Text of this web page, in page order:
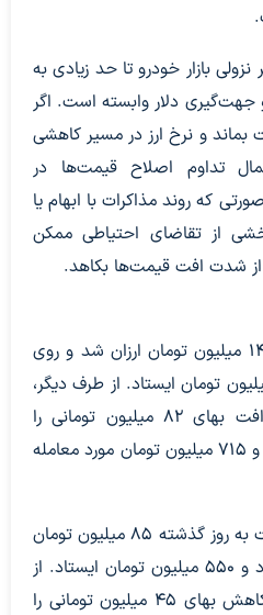
بازار خودرو تا حد زیادی به
جهت‌گیری دلار وابسته است. اگر
و نرخ ارز در مسیر کاهشی
تداوم اصلاح قیمت‌ها در
که روند مذاکرات با ابهام یا
از تقاضای احتیاطی ممکن
و از شدت افت قیمت‌ها بکاهد.
ری‌را نسبت به روز گذشته 147 میلیون تومان ارزان شد و روی
سه میلیارد و 470 میلیون تومان ایستاد. از طرف دیگر،
پژو 207 اتوماتیک پانوراما افت بهای 82 میلیون تومانی را
تجربه کرد تا با نرخ 2 میلیارد و 715 میلیون تومان مورد معامله
شاهین اتوماتیک پلاس نسبت به روز گذشته 85 میلیون تومان
ارزان شد و روی قله 2 میلیارد و 550 میلیون تومان ایستاد. از
سوی دیگر، ساینا اتوماتیک کاهش بهای 45 میلیون تومانی را